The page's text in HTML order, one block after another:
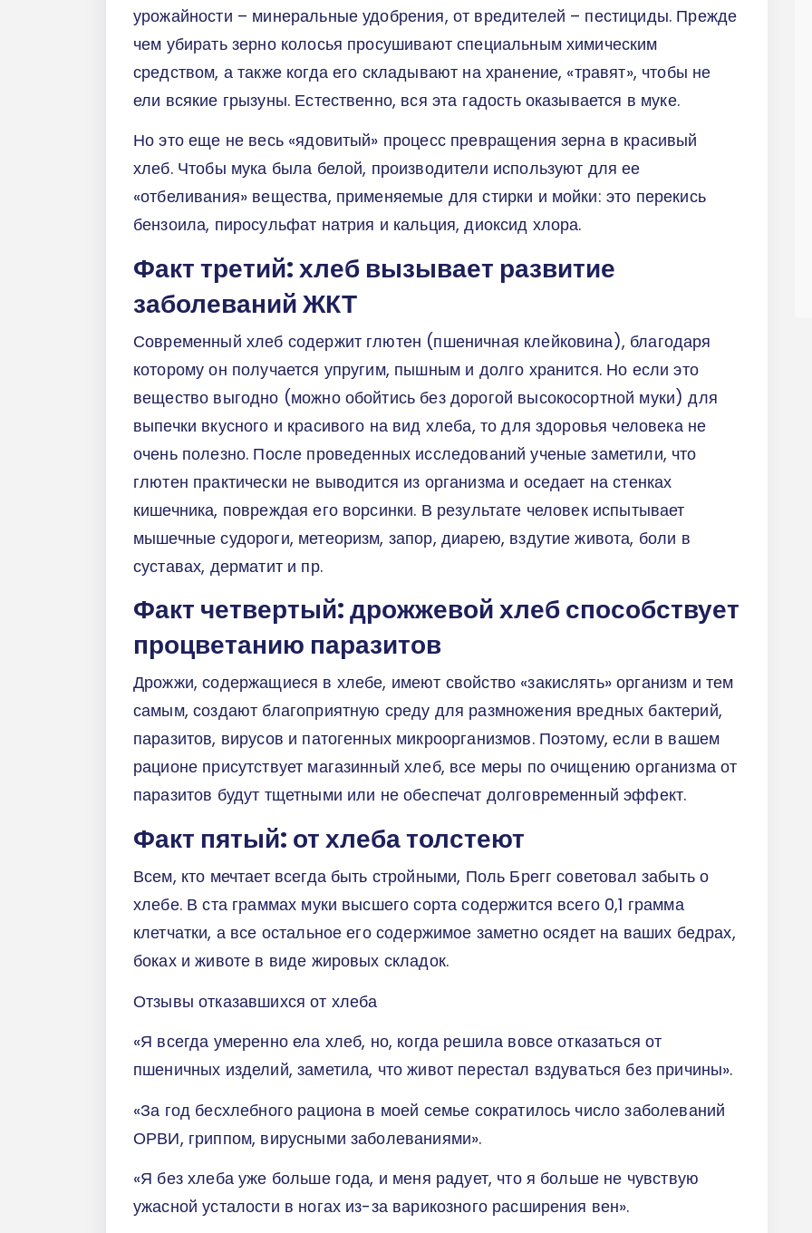
урожайности – минеральные удобрения, от вредителей – пестициды. Прежде
чем убирать зерно колосья просушивают специальным химическим
средством, а также когда его складывают на хранение, «травят», чтобы не
ели всякие грызуны. Естественно, вся эта гадость оказывается в муке.
Но это еще не весь «ядовитый» процесс превращения зерна в красивый
хлеб. Чтобы мука была белой, производители используют для ее
«отбеливания» вещества, применяемые для стирки и мойки: это перекись
бензоила, пиросульфат натрия и кальция, диоксид хлора.
Факт третий: хлеб вызывает развитие
заболеваний ЖКТ
Современный хлеб содержит глютен (пшеничная клейковина), благодаря
которому он получается упругим, пышным и долго хранится. Но если это
вещество выгодно (можно обойтись без дорогой высокосортной муки) для
выпечки вкусного и красивого на вид хлеба, то для здоровья человека не
очень полезно. После проведенных исследований ученые заметили, что
глютен практически не выводится из организма и оседает на стенках
кишечника, повреждая его ворсинки. В результате человек испытывает
мышечные судороги, метеоризм, запор, диарею, вздутие живота, боли в
суставах, дерматит и пр.
Факт четвертый: дрожжевой хлеб способствует
процветанию паразитов
Дрожжи, содержащиеся в хлебе, имеют свойство «закислять» организм и тем
самым, создают благоприятную среду для размножения вредных бактерий,
паразитов, вирусов и патогенных микроорганизмов. Поэтому, если в вашем
рационе присутствует магазинный хлеб, все меры по очищению организма от
паразитов будут тщетными или не обеспечат долговременный эффект.
Факт пятый: от хлеба толстеют
Всем, кто мечтает всегда быть стройными, Поль Брегг советовал забыть о
хлебе. В ста граммах муки высшего сорта содержится всего 0,1 грамма
клетчатки, а все остальное его содержимое заметно осядет на ваших бедрах,
боках и животе в виде жировых складок.
Отзывы отказавшихся от хлеба
«Я всегда умеренно ела хлеб, но, когда решила вовсе отказаться от
пшеничных изделий, заметила, что живот перестал вздуваться без причины».
«За год бесхлебного рациона в моей семье сократилось число заболеваний
ОРВИ, гриппом, вирусными заболеваниями».
«Я без хлеба уже больше года, и меня радует, что я больше не чувствую
ужасной усталости в ногах из-за варикозного расширения вен».